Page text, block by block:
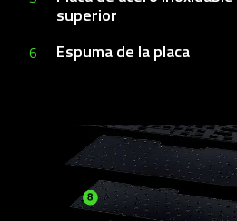
superior
6 Espuma de la placa